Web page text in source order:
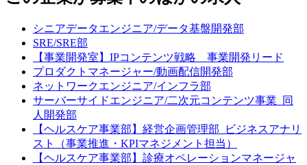
シニアデータエンジニア/データ基盤開発部
SRE/SRE部
【事業開発室】IPコンテンツ戦略 事業開発リード
プロダクトマネージャー/動画配信開発部
ネットワークエンジニア/インフラ部
サーバーサイドエンジニア/二次元コンテンツ事業_同
人開発部
【ヘルスケア事業部】経営企画管理部_ビジネスアナリ
スト（事業推進・KPIマネジメント担当）
【ヘルスケア事業部】診療オペレーションマネージャ